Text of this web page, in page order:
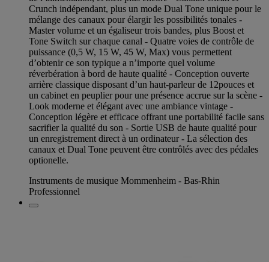
Crunch indépendant, plus un mode Dual Tone unique pour le
mélange des canaux pour élargir les possibilités tonales -
Master volume et un égaliseur trois bandes, plus Boost et
Tone Switch sur chaque canal - Quatre voies de contrôle de
puissance (0,5 W, 15 W, 45 W, Max) vous permettent
d’obtenir ce son typique a n’importe quel volume
réverbération à bord de haute qualité - Conception ouverte
arrière classique disposant d’un haut-parleur de 12pouces et
un cabinet en peuplier pour une présence accrue sur la scène -
Look moderne et élégant avec une ambiance vintage -
Conception légère et efficace offrant une portabilité facile sans
sacrifier la qualité du son - Sortie USB de haute qualité pour
un enregistrement direct à un ordinateur - La sélection des
canaux et Dual Tone peuvent être contrôlés avec des pédales
optionelle.
Instruments de musique Mommenheim - Bas-Rhin
Professionnel